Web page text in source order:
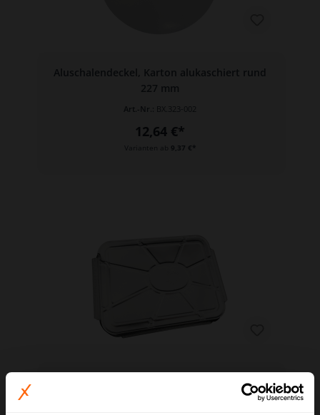
Aluschalendeckel, Karton alukaschiert rund
227 mm
Art.-Nr.:
12,64 €*
9,37 €*
Aluschalendeckel, Aluminium 227 x 177 mm